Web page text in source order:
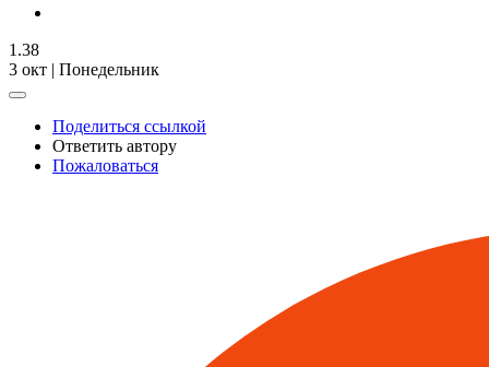
1.38
3 окт | Понедельник
Поделиться ссылкой
Ответить автору
Пожаловаться